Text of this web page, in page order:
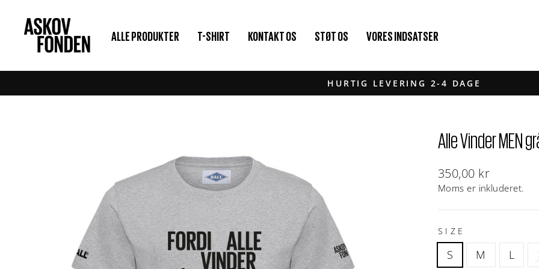
indhold
ALLE PRODUKTER T-SHIRT KONTAKT OS STØT OS VORES INDSATSER
Pause
HURTIG LEVERING 2-4 DAGE
Alle Vinder MEN
Normal
pris
350,00 kr
Moms er inkluderet.
SIZE
S M L